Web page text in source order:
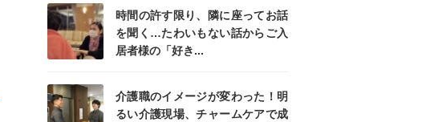
時間の許す限り、隣に座ってお話
を聞く…たわいもない話からご入
居者様の「好き...
介護職のイメージが変わった！明
るい介護現場、チャームケアで成